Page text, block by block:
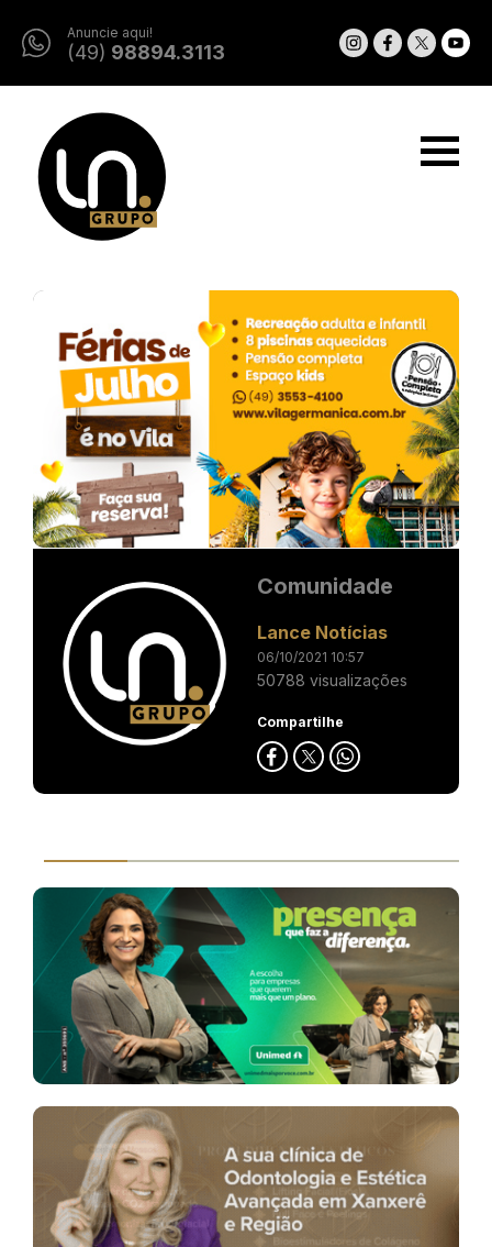
Anuncie aqui!
(49) 98894.3113
Comunidade
Lance Notícias
06/10/2021 10:57
50788 visualizações
Compartilhe